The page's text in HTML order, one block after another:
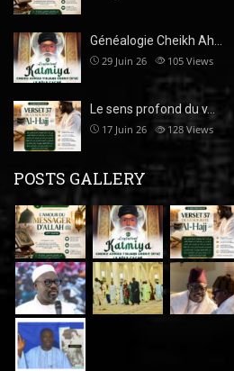
Généalogie Cheikh Ah…
29 Juin 26 105 Views
Le sens profond du v…
17 Juin 26 128 Views
POSTS GALLERY